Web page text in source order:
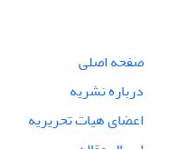
صفحه اصلی
درباره نشریه
اعضای هیات تحریریه